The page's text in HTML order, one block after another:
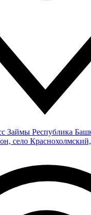
Займы Республика
село